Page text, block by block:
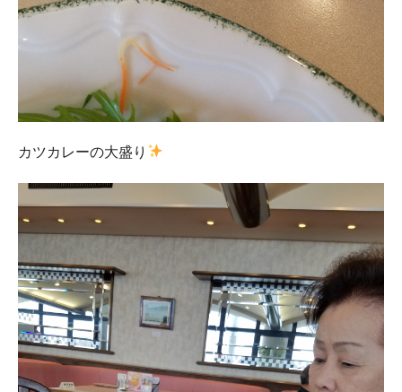
カツカレーの大盛り